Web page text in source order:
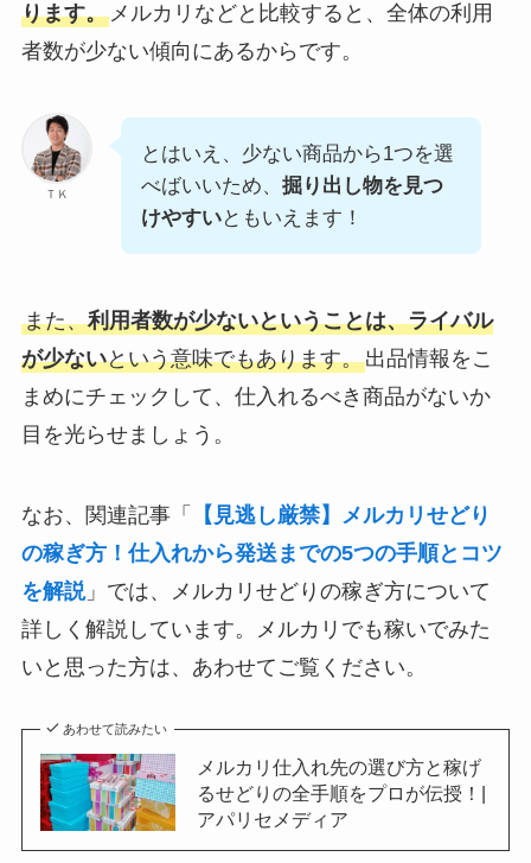
ります。メルカリなどと比較すると、全体の利用
者数が少ない傾向にあるからです。
ＴＫ
とはいえ、少ない商品から1つを選
べばいいため、 掘り出し物を見つ
けやすいともいえます！
また、利用者数が少ないということは、ライバル
が少ないという意味でもあります。出品情報をこ
まめにチェックして、仕入れるべき商品がないか
目を光らせましょう。
なお、関連記事「
【見逃し厳禁】メルカリせどり
の稼ぎ方！仕入れから発送までの5つの手順とコツ
を解説」では、メルカリせどりの稼ぎ方について
詳しく解説しています。メルカリでも稼いでみた
いと思った方は、あわせてご覧ください。
あわせて読みたい
メルカリ仕入れ先の選び方と稼げ
るせどりの全手順をプロが伝授！|
アパリセメディア